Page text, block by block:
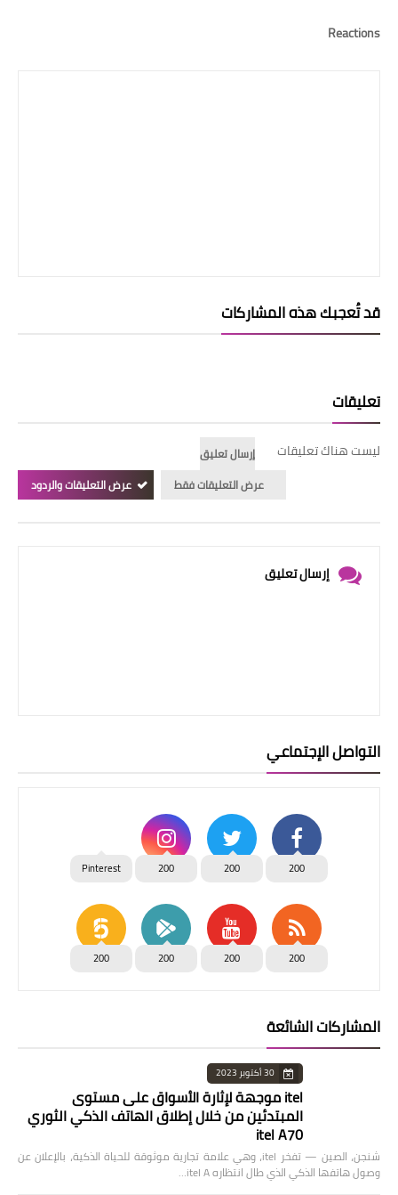
Reactions
قد تُعجبك هذه المشاركات
تعليقات
ليست هناك تعليقات
إرسال تعليق
عرض التعليقات فقط
عرض التعليقات والردود
إرسال تعليق
التواصل الإجتماعي
200
200
200
Pinterest
200
200
200
200
المشاركات الشائعة
30 أكتوبر 2023
itel موجهة لإثارة الأسواق على مستوى
المبتدئين من خلال إطلاق الهاتف الذكي الثوري
itel A70
شنجن، الصين — تفخر itel، وهي علامة تجارية موثوقة للحياة الذكية، بالإعلان عن
وصول هاتفها الذكي الذي طال انتظاره itel A…